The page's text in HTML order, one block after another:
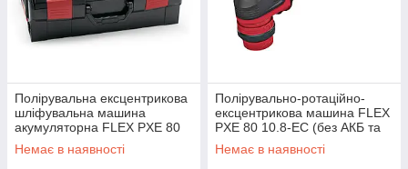
Полірувальна ексцентрикова
шліфувальна машина
акумуляторна FLEX PXE 80
10.8-EC/2.5 Set
Немає в наявності
Полірувально-ротаційно-
ексцентрикова машина FLEX
PXE 80 10.8-EC (без АКБ та
зарядного пристрою)
Немає в наявності